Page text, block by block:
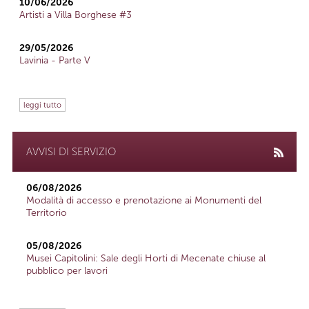
Artisti a Villa Borghese #3
29/05/2026
Lavinia - Parte V
leggi tutto
AVVISI DI SERVIZIO
06/08/2026
Modalità di accesso e prenotazione ai Monumenti del
Territorio
05/08/2026
Musei Capitolini: Sale degli Horti di Mecenate chiuse al
pubblico per lavori